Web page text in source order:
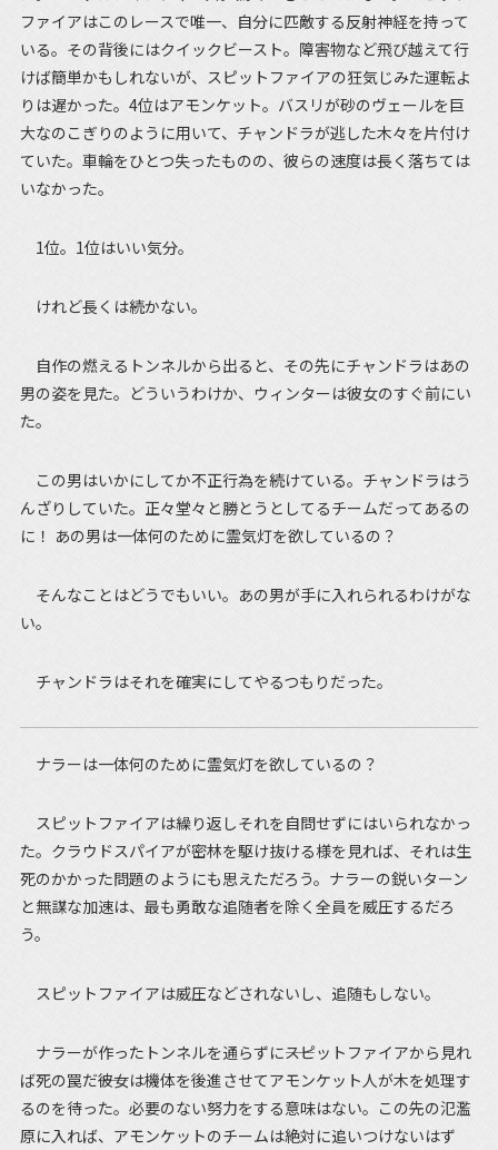
ファイアはこのレースで唯一、自分に匹敵する反射神経を持って
いる。その背後にはクイックビースト。障害物など飛び越えて行
けば簡単かもしれないが、スピットファイアの狂気じみた運転よ
りは遅かった。4位はアモンケット。バスリが砂のヴェールを巨
大なのこぎりのように用いて、チャンドラが逃した木々を片付け
ていた。車輪をひとつ失ったものの、彼らの速度は長く落ちては
いなかった。
1位。1位はいい気分。
けれど長くは続かない。
自作の燃えるトンネルから出ると、その先にチャンドラはあの
男の姿を見た。どういうわけか、ウィンターは彼女のすぐ前にい
た。
この男はいかにしてか不正行為を続けている。チャンドラはう
んざりしていた。正々堂々と勝とうとしてるチームだってあるの
に！ あの男は一体何のために霊気灯を欲しているの？
そんなことはどうでもいい。あの男が手に入れられるわけがな
い。
チャンドラはそれを確実にしてやるつもりだった。
ナラーは一体何のために霊気灯を欲しているの？
スピットファイアは繰り返しそれを自問せずにはいられなかっ
た。クラウドスパイアが密林を駆け抜ける様を見れば、それは生
死のかかった問題のようにも思えただろう。ナラーの鋭いターン
と無謀な加速は、最も勇敢な追随者を除く全員を威圧するだろ
う。
スピットファイアは威圧などされないし、追随もしない。
ナラーが作ったトンネルを通らずに――スピットファイアから見れ
ば死の罠だ――彼女は機体を後進させてアモンケット人が木を処理す
るのを待った。必要のない努力をする意味はない。この先の氾濫
原に入れば、アモンケットのチームは絶対に追いつけないはず